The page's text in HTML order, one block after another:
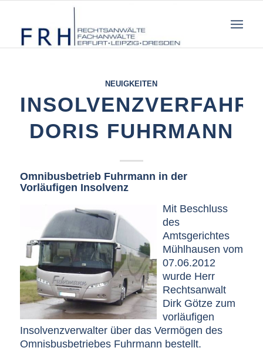
NEUIGKEITEN
DORIS FUHRMANN
Omnibusbetrieb Fuhrmann in der
Vorläufigen Insolvenz
Mit Beschluss
des
Amtsgerichtes
Mühlhausen vom
07.06.2012
wurde Herr
Rechtsanwalt
Dirk Götze zum
vorläufigen
Insolvenzverwalter über das Vermögen des
Omnisbusbetriebes Fuhrmann bestellt.